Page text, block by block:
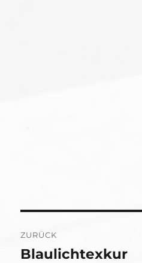
ZURÜCK
Vorheriger
Blaulichtexkur